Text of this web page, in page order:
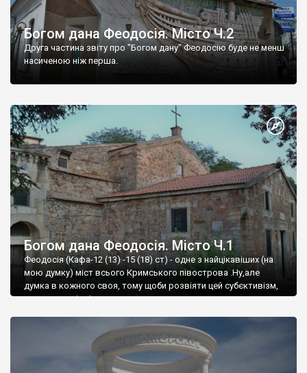
Богом дана Феодосія. Місто Ч.2
Друга частина звіту про "Богом дану" Феодосію буде не менш
насиченою ніж перша.
Богом дана Феодосія. Місто Ч.1
Феодосія (Кафа-12 (13) -15 (18) ст) - одне з найцікавіших (на
мою думку) міст всього Кримського півострова .Ну,але
думка в кожного своя, тому щоби розвіяти цей субєктивізм,
запрошую відвідати це